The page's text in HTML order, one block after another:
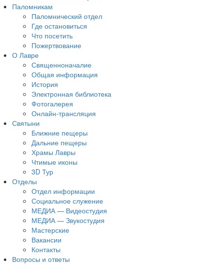
Паломникам
Паломнический отдел
Где остановиться
Что посетить
Пожертвование
О Лавре
Священноначалие
Общая информация
История
Электронная библиотека
Фотогалерея
Онлайн-трансляция
Святыни
Ближние пещеры
Дальние пещеры
Храмы Лавры
Чтимые иконы
3D Тур
Отделы
Отдел информации
Социальное служение
МЕДИА — Видеостудия
МЕДИА — Звукостудия
Мастерские
Вакансии
Контакты
Вопросы и ответы